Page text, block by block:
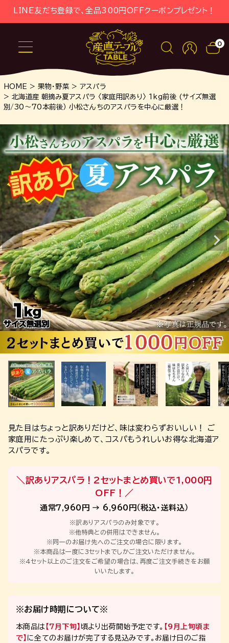
LINE友だち登録で、全品300円OFFクーポンプレゼント！
0
HOME 果物・野菜
アスパラ
北海道産 朝摘み夏アスパラ 〈家庭用訳あり〉 1kg前後 (サイズ無選
別/30～70本前後） 小松さんちのアスパラを中心に厳選！
見た目はちょっと訳ありだけど、味は変わらずおいしい！ ご
家庭用にたっぷり楽しめて、コスパもうれしいお得な北海道ア
スパラです。
＼訳ありアスパラ！2セットまとめ買いで1,000円
OFF！／
通常7,960円 → 6,960円（税込・送料込）
※訳ありアスパラのみ対象です。
※他特典との併用はできません。
※同一のお届け先へのご注文の場合に限ります。
※本商品は一度に3セットまでしかご注文いただけません。
※4セット以上のご注文をご希望の場合は、再度ご注文手続きをお願
いいたします。
※お届け時期について※
本商品は 【7月下旬】 頃より出荷開始予定です。 【9月上旬頃ま
で】 に全てのお届けが完了する見込みです。お届け日のご指